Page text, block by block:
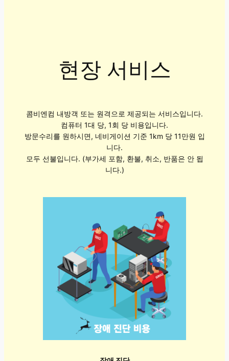
현장 서비스
콤비엔컴 내방객 또는 원격으로 제공되는 서비스입니다.
컴퓨터 1대 당, 1회 당 비용입니다.
방문수리를 원하시면, 네비게이션 기준 1km 당 11만원 입
니다.
모두 선불입니다. (부가세 포함, 환불, 취소, 반품은 안 됩
니다.)